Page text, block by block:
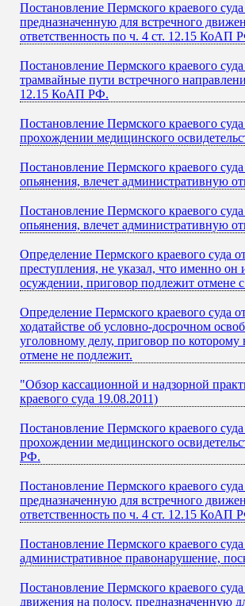
Постановление Пермского краевого
предназначенную для встречного
ответственность по ч. 4 ст. 12.15 КоАП
Постановление Пермского краевого
трамвайные пути встречного
12.15 КоАП РФ.
Постановление Пермского краевого
прохождении медицинского
Постановление Пермского краевого
опьянения, влечет административную
Постановление Пермского краевого
опьянения, влечет административную
Определение Пермского краевого суда
преступления, не указал, что именно
осуждении, приговор подлежит отмене
Определение Пермского краевого суда
ходатайстве об условно-досрочном
уголовному делу, приговор по
отмене не подлежит.
"Обзор кассационной и надзорной
краевого суда 19.08.2011)
Постановление Пермского краевого
прохождении медицинского
РФ.
Постановление Пермского краевого
предназначенную для встречного
ответственность по ч. 4 ст. 12.15 КоАП
Постановление Пермского краевого
административное правонарушение,
Постановление Пермского краевого
движения на полосу, предназначенную